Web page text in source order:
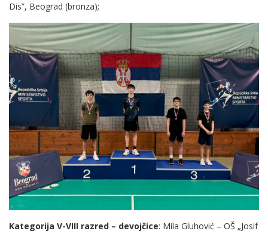
Dis”, Beograd (bronza);
Kategorija V-VIII razred – devojčice: Mila Gluhović – OŠ „Josif